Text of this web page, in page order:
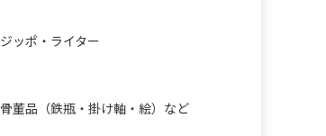
ジッポ・ライター
骨董品（鉄瓶・掛け軸・絵）など